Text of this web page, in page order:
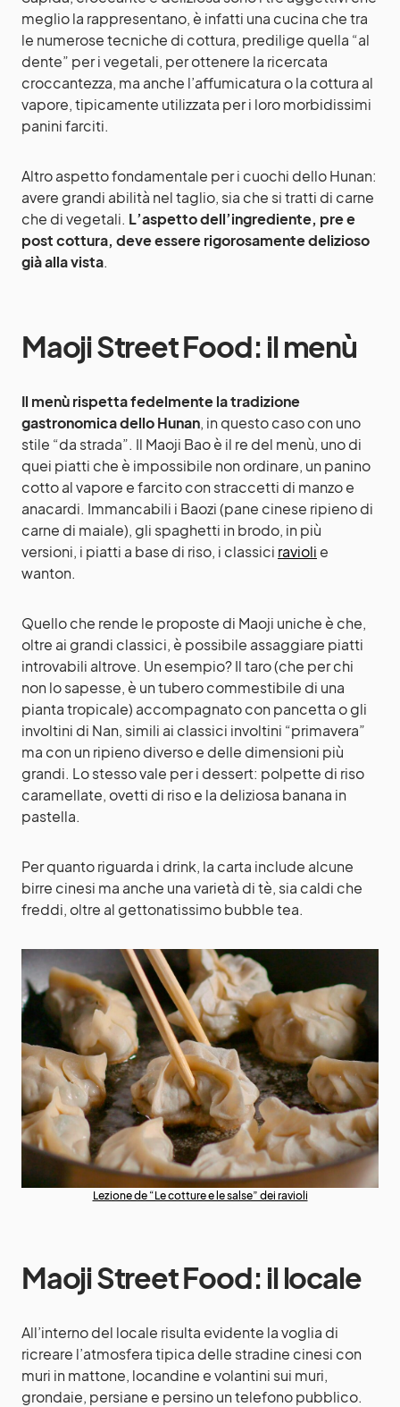
meglio la rappresentano, è infatti una cucina che tra
le numerose tecniche di cottura, predilige quella “al
dente” per i vegetali, per ottenere la ricercata
croccantezza, ma anche l’affumicatura o la cottura al
vapore, tipicamente utilizzata per i loro morbidissimi
panini farciti.
Altro aspetto fondamentale per i cuochi dello Hunan:
avere grandi abilità nel taglio, sia che si tratti di carne
che di vegetali. L’aspetto dell’ingrediente, pre e
post cottura, deve essere rigorosamente delizioso
già alla vista.
Maoji Street Food: il menù
Il menù rispetta fedelmente la tradizione
gastronomica dello Hunan, in questo caso con uno
stile “da strada”. Il Maoji Bao è il re del menù, uno di
quei piatti che è impossibile non ordinare, un panino
cotto al vapore e farcito con straccetti di manzo e
anacardi. Immancabili i Baozi (pane cinese ripieno di
carne di maiale), gli spaghetti in brodo, in più
versioni, i piatti a base di riso, i classici ravioli e
wanton.
Quello che rende le proposte di Maoji uniche è che,
oltre ai grandi classici, è possibile assaggiare piatti
introvabili altrove. Un esempio? Il taro (che per chi
non lo sapesse, è un tubero commestibile di una
pianta tropicale) accompagnato con pancetta o gli
involtini di Nan, simili ai classici involtini “primavera”
ma con un ripieno diverso e delle dimensioni più
grandi. Lo stesso vale per i dessert: polpette di riso
caramellate, ovetti di riso e la deliziosa banana in
pastella.
Per quanto riguarda i drink, la carta include alcune
birre cinesi ma anche una varietà di tè, sia caldi che
freddi, oltre al gettonatissimo bubble tea.
Lezione de “Le cotture e le salse” dei ravioli
Maoji Street Food: il locale
All’interno del locale risulta evidente la voglia di
ricreare l’atmosfera tipica delle stradine cinesi con
muri in mattone, locandine e volantini sui muri,
grondaie, persiane e persino un telefono pubblico.